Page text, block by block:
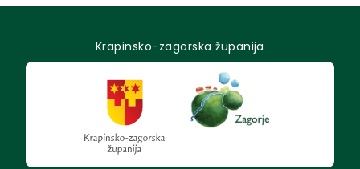
Krapinsko-zagorska županija